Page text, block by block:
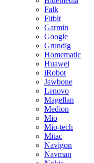
Falk
Fitbit
Garmin
Google
Grundig
Homematic
Huawei
iRobot
Jawbone
Lenovo
Magellan
Medion
Mio
Mio-tech
Mitac
Navigon
Navman